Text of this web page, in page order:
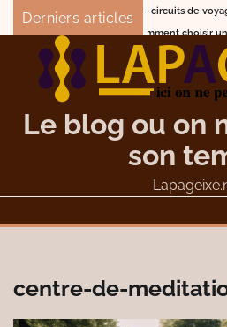
Skip
content
Derniers articlesLes circuits de voyage
Comment choisir un
Le blog ou on
son
centre-de-